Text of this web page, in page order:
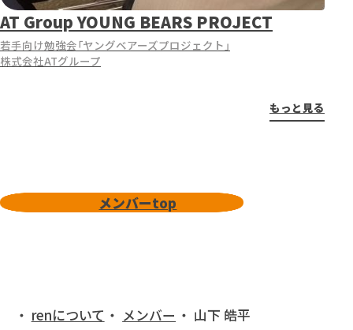
AT Group YOUNG BEARS PROJECT
若手向け勉強会「ヤングベアーズプロジェクト」
株式会社ATグループ
もっと見る
メンバーtop
renについて メンバー 山下 皓平